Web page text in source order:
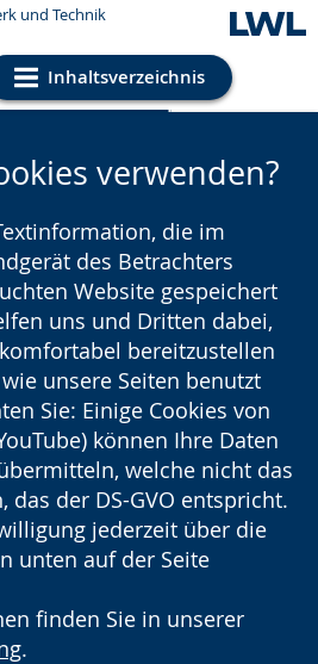
und Technik
Inhaltsverzeichnis
Einstellungen
verwenden?
die im
des Betrachters
Website gespeichert
uns und Dritten dabei,
bereitzustellen
unsere Seiten benutzt
Sie: Einige Cookies von
können Ihre Daten
welche nicht das
das der DS-GVO entspricht.
jederzeit über die
unten auf der Seite
finden Sie in unserer
.